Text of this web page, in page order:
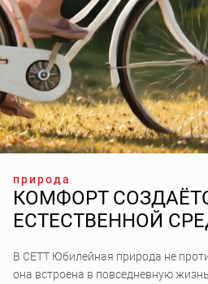
природа
КОМФОРТ
ЕСТЕСТВЕННОЙ
В СЕТТ Юбилейная природа не
она встроена в повседневную